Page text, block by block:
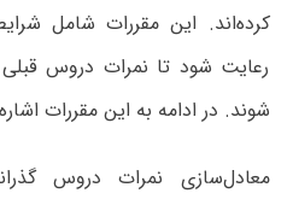
کرده‌اند. این مقررات شامل
رعایت شود تا نمرات دروس
شوند. در ادامه به این مقررات
معادل‌سازی نمرات دروس